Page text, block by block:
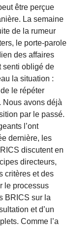
être perçue
La semaine
de la rumeur
le porte-parole
des affaires
senti obligé de
la situation :
le répéter
Nous avons déjà
par le passé.
l’ont
dernière, les
discutent en
directeurs,
critères et des
le processus
BRICS sur la
et d’un
Comme l’a